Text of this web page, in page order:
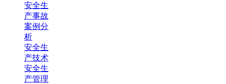
安全生
产事故
案例分
析
安全生
产技术
安全生
产管理